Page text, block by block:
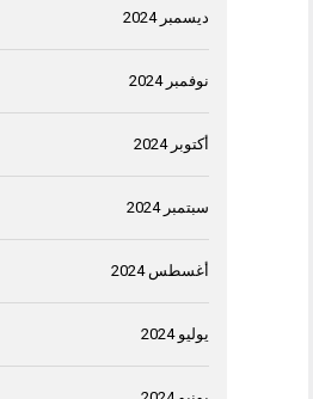
ديسمبر 2024
نوفمبر 2024
أكتوبر 2024
سبتمبر 2024
أغسطس 2024
يوليو 2024